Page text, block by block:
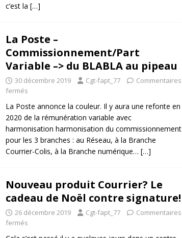
] 1er MAI 2024
c’est la […]
La Poste –
Commissionnement/Part
Variable –> du BLABLA au pipeau
30 décembre 2019 Cgt-fapt_77
Commentaires
fermés
La Poste annonce la couleur. Il y aura une refonte en
2020 de la rémunération variable avec
harmonisation harmonisation du commissionnement
pour les 3 branches : au Réseau, à la Branche
Courrier-Colis, à la Branche numérique… […]
Nouveau produit Courrier? Le
cadeau de Noël contre signature!
26 décembre 2019 Cgt-fapt_77
Commentaires
fermés